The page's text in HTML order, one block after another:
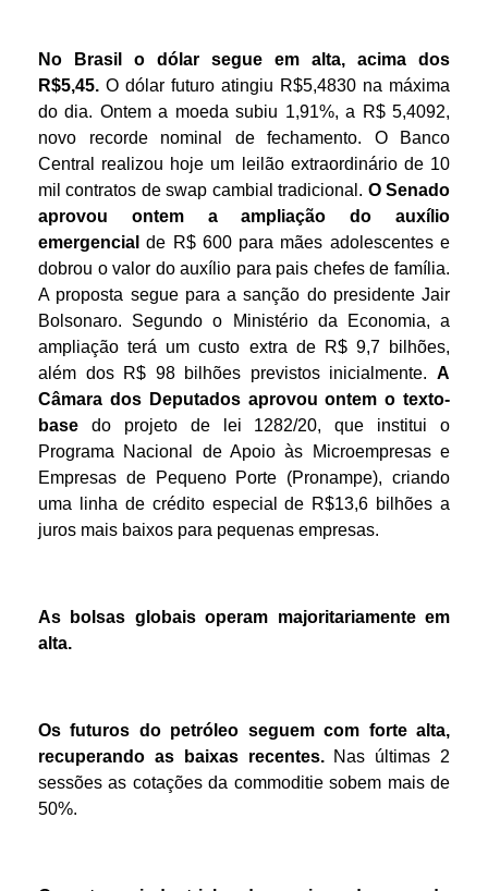
No Brasil o dólar segue em alta, acima dos
R$5,45. O dólar futuro atingiu R$5,4830 na máxima
do dia. Ontem a moeda subiu 1,91%, a R$ 5,4092,
novo recorde nominal de fechamento. O Banco
Central realizou hoje um leilão extraordinário de 10
mil contratos de swap cambial tradicional. O Senado
aprovou ontem a ampliação do auxílio
emergencialde R$ 600 para mães adolescentes e
dobrou o valor do auxílio para pais chefes de família.
A proposta segue para a sanção do presidente Jair
Bolsonaro. Segundo o Ministério da Economia, a
ampliação terá um custo extra de R$ 9,7 bilhões,
além dos R$ 98 bilhões previstos inicialmente. A
Câmara dos Deputados aprovou ontem o texto-
base do projeto de lei 1282/20, que institui o
Programa Nacional de Apoio às Microempresas e
Empresas de Pequeno Porte (Pronampe), criando
uma linha de crédito especial de R$13,6 bilhões a
juros mais baixos para pequenas empresas.
As bolsas globais operam majoritariamente em
alta.
Os futuros do petróleo seguem com forte alta,
recuperando as baixas recentes. Nas últimas 2
sessões as cotações da commoditie sobem mais de
50%.